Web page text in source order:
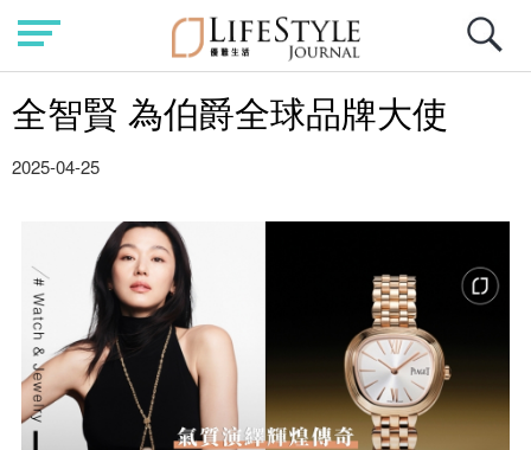
全智賢 為伯爵全球品牌大使
2025-04-25